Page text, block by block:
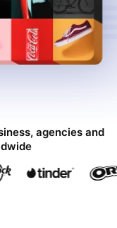
agencies and